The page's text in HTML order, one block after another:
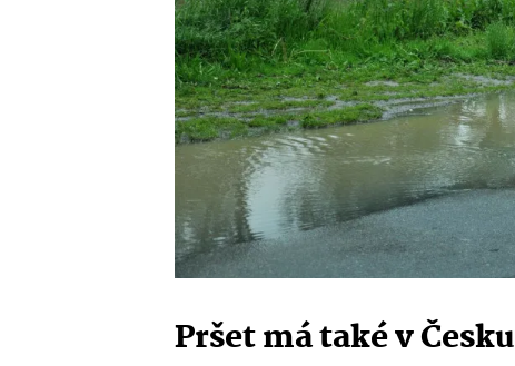
Pršet má také v Česku